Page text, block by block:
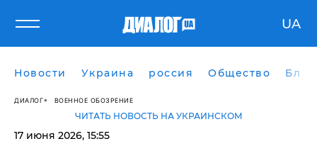
UA
Новости Украина россия Общество
ДИАЛОГ ВОЕННОЕ ОБОЗРЕНИЕ
ЧИТАТЬ НОВОСТЬ НА УКРАИНСКОМ
17 июня 2026, 15:55